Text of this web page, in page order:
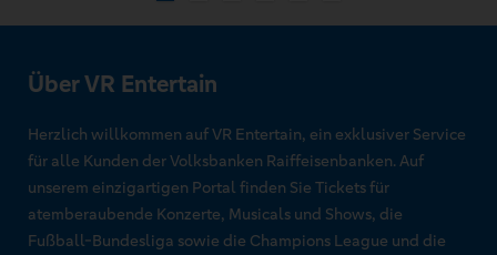
Über VR Entertain
Herzlich willkommen auf VR Entertain, ein exklusiver Service
für alle Kunden der Volksbanken Raiffeisenbanken. Auf
unserem einzigartigen Portal finden Sie Tickets für
atemberaubende Konzerte, Musicals und Shows, die
Fußball-Bundesliga sowie die Champions League und die